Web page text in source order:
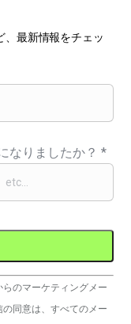
最新情報をチェッ
なりましたか？*
のマーケティングメー
同意は、すべてのメー